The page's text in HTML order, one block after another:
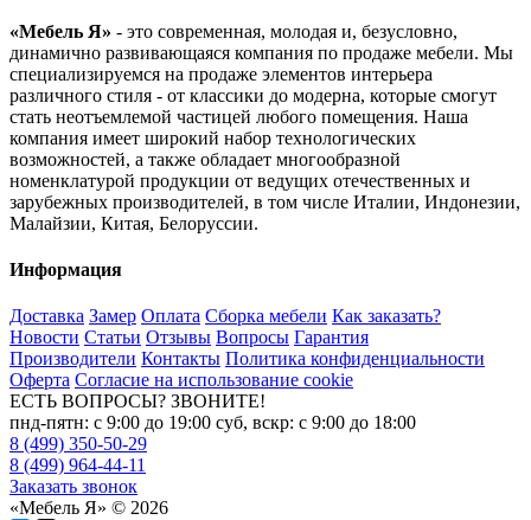
«Мебель Я» - это современная, молодая и, безусловно,
динамично развивающаяся компания по продаже мебели. Мы
специализируемся на продаже элементов интерьера
различного стиля - от классики до модерна, которые смогут
стать неотъемлемой частицей любого помещения. Наша
компания имеет широкий набор технологических
возможностей, а также обладает многообразной
номенклатурой продукции от ведущих отечественных и
зарубежных производителей, в том числе Италии, Индонезии,
Малайзии, Китая, Белоруссии.
Информация
Доставка Замер Оплата Сборка мебели Как заказать?
Новости Статьи Отзывы Вопросы Гарантия
Производители Контакты Политика конфиденциальности
Оферта Согласие на использование cookie
ЕСТЬ ВОПРОСЫ? ЗВОНИТЕ!
пнд-пятн: с 9:00 до 19:00 суб, вскр: с 9:00 до 18:00
8 (499) 350-50-29
8 (499) 964-44-11
Заказать звонок
«Мебель Я» © 2026